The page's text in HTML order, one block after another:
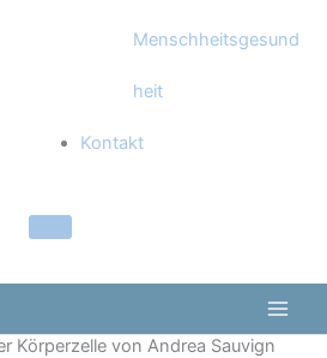
Menschheitsgesund
heit
Kontakt
Körperzelle von Andrea Sauvign